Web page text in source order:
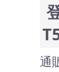
通